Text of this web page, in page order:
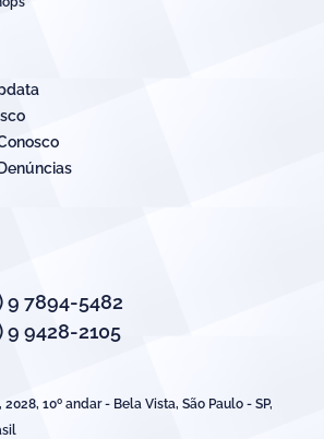
9 7894-5482
9 9428-2105
2028, 10º andar - Bela Vista, São Paulo - SP,